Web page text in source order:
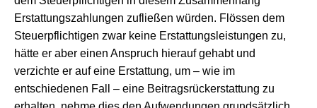
Erstattungszahlungen zufließen würden. Flössen dem
Steuerpflichtigen zwar keine Erstattungsleistungen zu,
hätte er aber einen Anspruch hierauf gehabt und
verzichte er auf eine Erstattung, um – wie im
entschiedenen Fall – eine Beitragsrückerstattung zu